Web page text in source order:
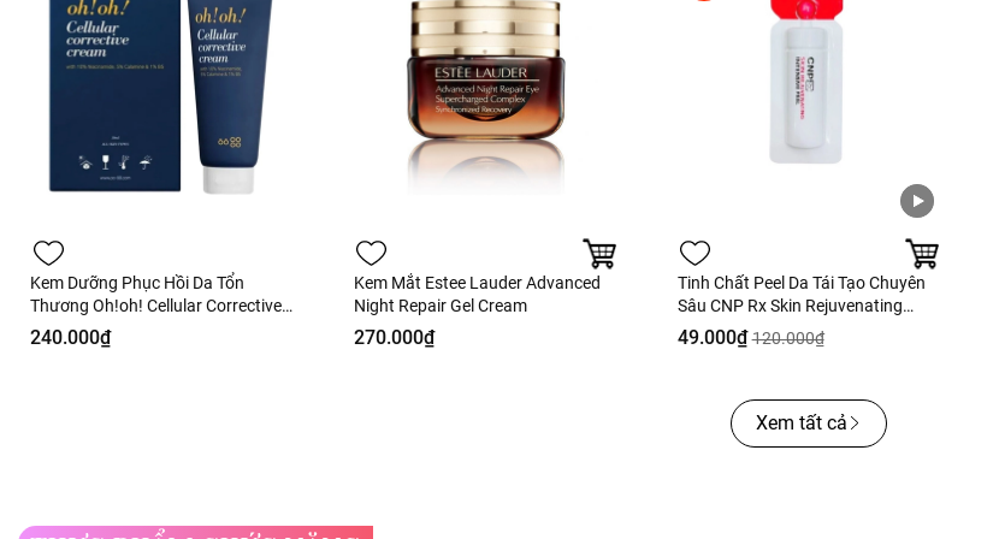
Kem Dưỡng Phục Hồi Da Tổn
Thương Oh!oh! Cellular Corrective
Cream 30ml Fullbox - Hàng Công
240.000₫
Kem Mắt Estee Lauder Advanced
Night Repair Gel Cream
270.000₫
Tinh Chất Peel Da Tái Tạo Chuyên
Sâu CNP Rx Skin Rejuvenating
Intensive Peel 2ml
49.000₫ 120.000₫
Xem tất cả